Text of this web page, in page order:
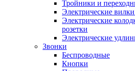
Тройники и
Электрические
Электрические
розетки
Электрические
Звонки
Беспроводные
Кнопки